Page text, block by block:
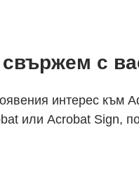
с
интерес към
или Acrobat Sign,